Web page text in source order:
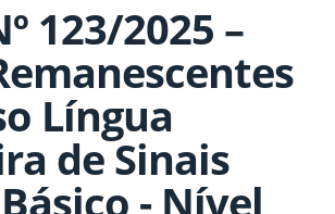
123/2025 –
Língua
de Sinais
- Nível